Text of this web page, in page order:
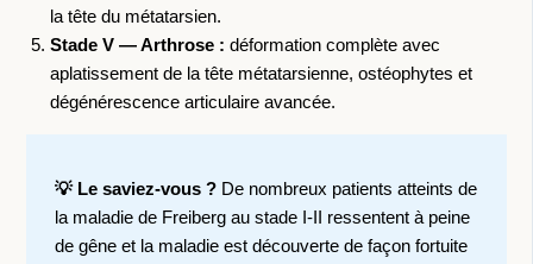
la tête du métatarsien.
Stade V — Arthrose : déformation complète avec
aplatissement de la tête métatarsienne, ostéophytes et
dégénérescence articulaire avancée.
💡 Le saviez-vous ?De nombreux patients atteints de
la maladie de Freiberg au stade I-II ressentent à peine
de gêne et la maladie est découverte de façon fortuite